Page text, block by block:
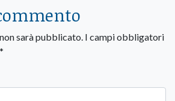
sarà pubblicato. I campi obbligatori
*